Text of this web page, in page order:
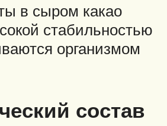
в сыром какао
стабильностью
организмом
состав